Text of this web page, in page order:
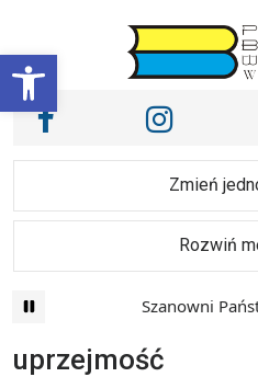
Otwórz pasek
Main Navigation
Nasze media
Facebook Instagram
Zmień
Rozwiń
Szanowni
uprzejmość